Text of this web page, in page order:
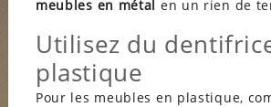
meubles en métal en un rien de
Utilisez du
plastique
Pour les meubles en plastique,